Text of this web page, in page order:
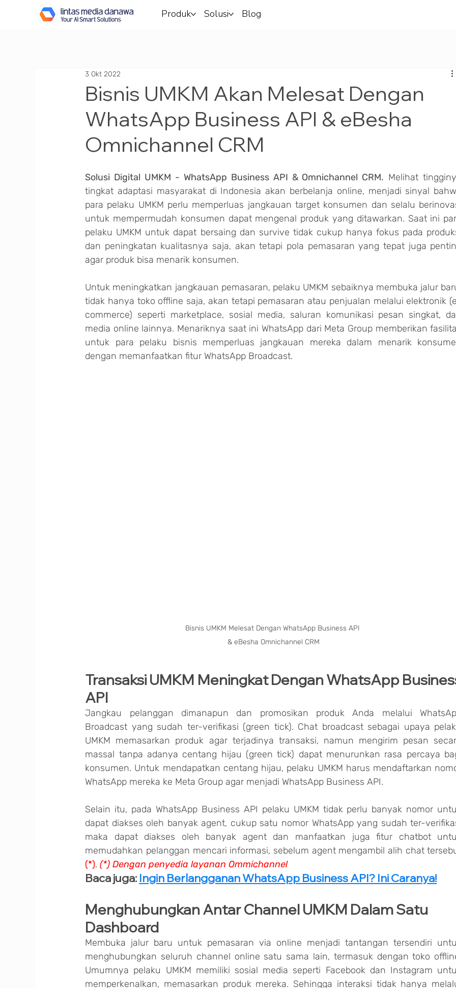
Produk Solusi Blog
Bisnis UMKM Akan Melesat Dengan
WhatsApp Business API & eBesha
Omnichannel CRM
3 Okt 2022
Solusi Digital UMKM - WhatsApp Business API & Omnichannel CRM. Melihat
tingkat adaptasi masyarakat di Indonesia akan berbelanja online, menjadi sinyal
para pelaku UMKM perlu memperluas jangkauan target konsumen dan selalu
untuk mempermudah konsumen dapat mengenal produk yang ditawarkan. Saat ini
pelaku UMKM untuk dapat bersaing dan survive tidak cukup hanya fokus pada
dan peningkatan kualitasnya saja, akan tetapi pola pemasaran yang tepat juga
agar produk bisa menarik konsumen.
Untuk meningkatkan jangkauan pemasaran, pelaku UMKM sebaiknya membuka jalur
tidak hanya toko offline saja, akan tetapi pemasaran atau penjualan melalui elektronik
commerce) seperti marketplace, sosial media, saluran komunikasi pesan singkat,
media online lainnya. Menariknya saat ini WhatsApp dari Meta Group memberikan
untuk para pelaku bisnis memperluas jangkauan mereka dalam menarik
dengan memanfaatkan fitur WhatsApp Broadcast.
Bisnis UMKM Melesat Dengan WhatsApp Business API
& eBesha Omnichannel CRM
Transaksi UMKM Meningkat Dengan WhatsApp
API
Jangkau pelanggan dimanapun dan promosikan produk Anda melalui
Broadcast yang sudah ter-verifikasi (green tick). Chat broadcast sebagai upaya
UMKM memasarkan produk agar terjadinya transaksi, namun mengirim pesan
massal tanpa adanya centang hijau (green tick) dapat menurunkan rasa percaya
konsumen. Untuk mendapatkan centang hijau, pelaku UMKM harus mendaftarkan
WhatsApp mereka ke Meta Group agar menjadi WhatsApp Business API.
Selain itu, pada WhatsApp Business API pelaku UMKM tidak perlu banyak nomor
dapat diakses oleh banyak agent, cukup satu nomor WhatsApp yang sudah ter-
maka dapat diakses oleh banyak agent dan manfaatkan juga fitur chatbot
(*). (*) Dengan penyedia layanan Ommichannel
Baca juga: Ingin Berlangganan WhatsApp Business API? Ini Caranya!
Menghubungkan Antar Channel UMKM Dalam Satu
Dashboard
Membuka jalur baru untuk pemasaran via online menjadi tantangan tersendiri
menghubungkan seluruh channel online satu sama lain, termasuk dengan toko
Umumnya pelaku UMKM memiliki sosial media seperti Facebook dan Instagram
memperkenalkan, memasarkan produk mereka. Sehingga interaksi tidak hanya